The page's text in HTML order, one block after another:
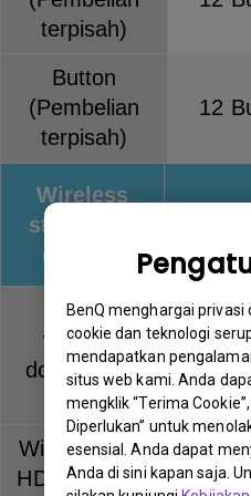
BenQ menghargai
cookie dan teknologi
mendapatkan
situs web kami. Anda
mengklik “Terima
Diperlukan” untuk
esensial. Anda dapat
Anda di sini kapan saja.
terpisah)
Button
(Pembelian
terpisah)
12
Wireless
streaming
devices
QCast
wireless
dongle (QP
series)
12
Wireless Full
HD Kit (WDP
12